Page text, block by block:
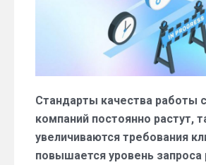
Стандарты качества работы
компаний постоянно растут,
увеличиваются требования
повышается уровень запроса